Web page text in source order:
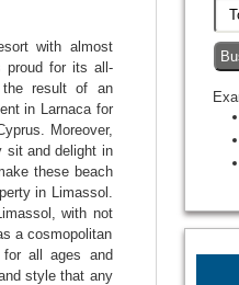
with almost
proud for its all-
the result of an
in Larnaca for
Moreover,
sit and delight in
these beach
in Limassol.
with not
a cosmopolitan
for all ages and
style that any